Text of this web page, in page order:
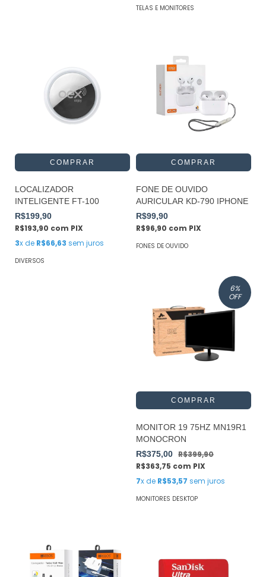
TELAS E MONITORES
LOCALIZADOR
INTELIGENTE FT-100
R$199,90
R$193,90 com PIX
3x de R$66,63 sem juros
DIVERSOS
FONE DE OUVIDO
AURICULAR KD-790 IPHONE
R$99,90
R$96,90 com PIX
FONES DE OUVIDO
6%
OFF
MONITOR 19 75HZ MN19R1
MONOCRON
R$375,00 R$399,90
R$363,75 com PIX
7x de R$53,57 sem juros
MONITORES DESKTOP